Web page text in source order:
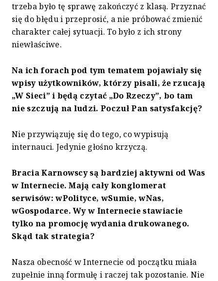
trzeba było tę sprawę zakończyć z klasą. Przyznać
się do błędu i przeprosić, a nie próbować zmienić
charakter całej sytuacji. To było z ich strony
niewłaściwe.
Na ich forach pod tym tematem pojawiały się
wpisy użytkowników, którzy pisali, że rzucają
„W Sieci” i będą czytać „Do Rzeczy”, bo tam
nie szczują na ludzi. Poczuł Pan satysfakcję?
Nie przywiązuję się do tego, co wypisują
internauci. Jedynie głośno krzyczą.
Bracia Karnowscy są bardziej aktywni od Was
w Internecie. Mają cały konglomerat
serwisów: wPolityce, wSumie, wNas,
wGospodarce. Wy w Internecie stawiacie
tylko na promocję wydania drukowanego.
Skąd tak strategia?
Nasza obecność w Internecie od początku miała
zupełnie inną formułę i raczej tak pozostanie. Nie